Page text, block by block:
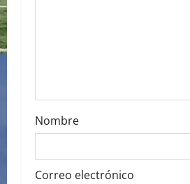
Nombre
Correo electrónico